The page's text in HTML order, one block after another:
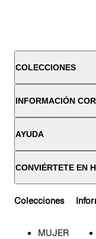
COLECCIONES
INFORMACIÓN
AYUDA
CONVIÉRTETE EN
Colecciones
MUJER